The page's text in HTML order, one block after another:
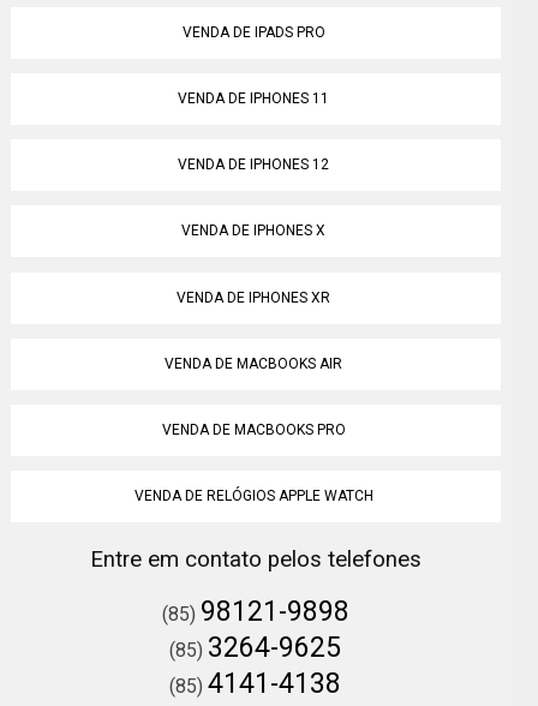
VENDA DE IPADS PRO
VENDA DE IPHONES 11
VENDA DE IPHONES 12
VENDA DE IPHONES X
VENDA DE IPHONES XR
VENDA DE MACBOOKS AIR
VENDA DE MACBOOKS PRO
VENDA DE RELÓGIOS APPLE WATCH
Entre em contato pelos telefones
(85) 98121-9898
(85) 3264-9625
(85)4141-4138